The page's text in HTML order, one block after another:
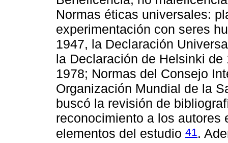
Normas éticas universales:
experimentación con seres
1947, la Declaración
la Declaración de Helsinki
1978; Normas del Consejo
Organización Mundial de la
buscó la revisión de
reconocimiento a los autores
elementos del estudio 41 .